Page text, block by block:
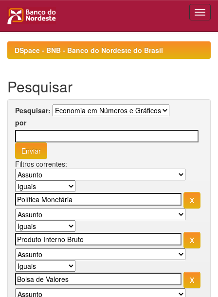
navigationDSpace - BNB - Banco do Nordeste do Brasil
Pesquisar
Pesquisar:
por
Filtros correntes: